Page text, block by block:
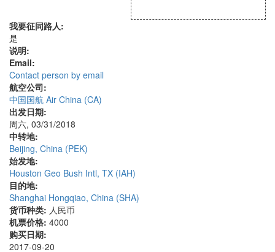
我要征同路人:
是
说明:
Email:
Contact person by email
航空公司:
中国国航 Air China (CA)
出发日期:
周六, 03/31/2018
中转地:
Beijing, China (PEK)
始发地:
Houston Geo Bush Intl, TX (IAH)
目的地:
Shanghai Hongqiao, China (SHA)
货币种类: 人民币
机票价格: 4000
购买日期:
2017-09-20